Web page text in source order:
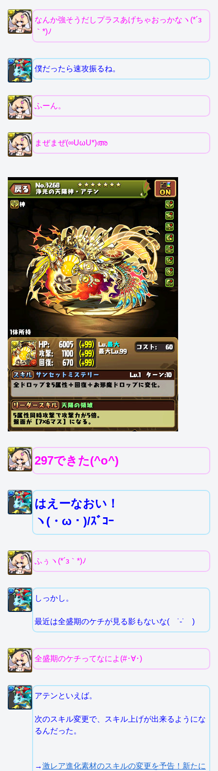
なんか強そうだしプラスあげちゃおっかなヽ(*´з
｀*)ﾉ
僕だったら速攻振るね。
ふーん。
まぜまぜ(∞UωU*)അ
297できた(^o^)
はえーなおい！
ヽ(・ω・)/ｽﾞｺｰ
ふぅヽ(*´з｀*)ﾉ
しっかし。
最近は全盛期のケチが見る影もないな( ˙-˙ )
全盛期のケチってなによ(#･∀･)
アテンといえば。
次のスキル変更で、スキル上げが出来るようにな
るんだった。
→激レア進化素材のスキルの変更を予告！新たに